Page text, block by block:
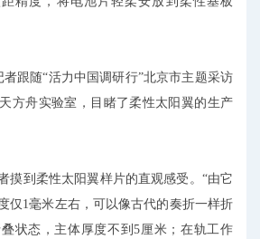
跟随“活力中国调研行”北京市主题采访
方舟实验室，目睹了柔性太阳翼的生产
摸到柔性太阳翼样片的直观感受。“由它
仅1毫米左右，可以像古代的奏折一样折
状态，主体厚度不到5厘米；在轨工作